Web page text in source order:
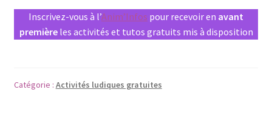
Inscrivez-vous à l’Anim’Infos pour recevoir en avant
premièreles activités et tutos gratuits mis à disposition
Catégorie : Activités ludiques gratuites